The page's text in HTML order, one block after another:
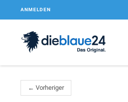
ANMELDEN
← Vorheriger